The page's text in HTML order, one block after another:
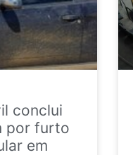
conclui
por furto
em